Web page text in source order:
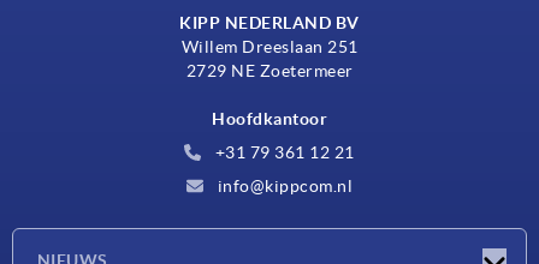
KIPP NEDERLAND BV
Willem Dreeslaan 251
2729 NE Zoetermeer
Hoofdkantoor
+31 79 361 12 21
info@kippcom.nl